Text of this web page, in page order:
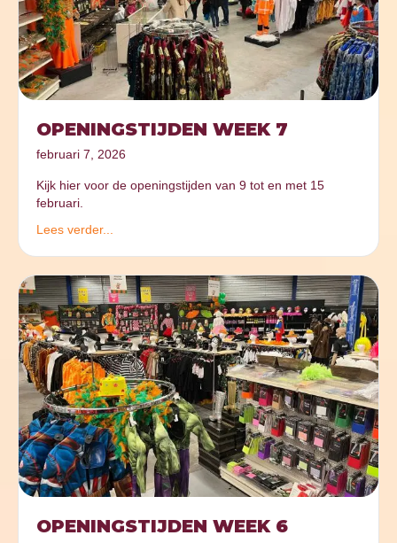
OPENINGSTIJDEN WEEK 7
februari 7, 2026
Kijk hier voor de openingstijden van 9 tot en met 15
februari.
Lees verder...
OPENINGSTIJDEN WEEK 6